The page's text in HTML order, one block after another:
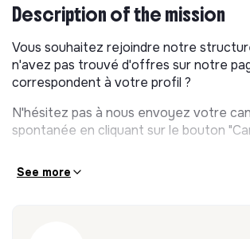
Description of the mission
Vous souhaitez rejoindre notre
n'avez pas trouvé d'offres sur notre
correspondent à votre profil ?
N'hésitez pas à nous envoyez votre
spontanée en cliquant sur le bouton
See more